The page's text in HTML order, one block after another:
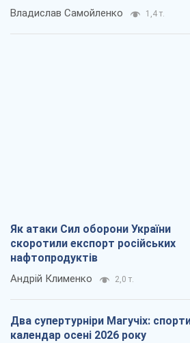
Владислав Самойленко 1,4 т.
Як атаки Сил оборони України
скоротили експорт російських
нафтопродуктів
Андрій Клименко 2,0 т.
Два супертурніри Магучіх:
календар осені 2026 року